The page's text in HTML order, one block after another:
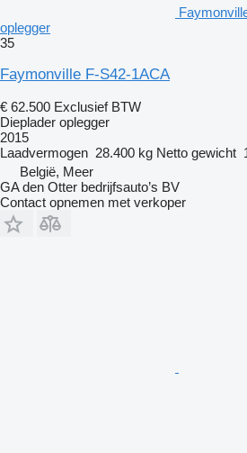
oplegger
35
Faymonville F-S42-1ACA
€ 62.500 Exclusief BTW
Dieplader oplegger
2015
Laadvermogen 28.400 kg Netto gewicht
België, Meer
GA den Otter bedrijfsauto’s BV
Contact opnemen met verkoper